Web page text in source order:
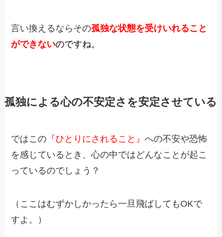
言い換えるならその孤独な状態を受けいれること
ができないのですね。
孤独による心の不安定さを安定させている
ではこの 『ひとりにされること』への不安や恐怖
を感じているとき、心の中ではどんなことが起こ
っているのでしょう？
（ここはむずかしかったら一旦飛ばしてもOKで
すよ。）